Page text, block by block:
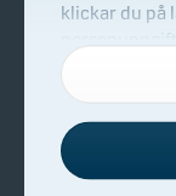
Bekämpning av
brottslighet
klickar du på
webbplats.
Nödvändiga